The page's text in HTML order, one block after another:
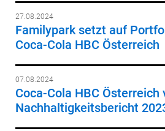
27.08.2024
Familypark setzt auf
Coca-Cola HBC Österreich
07.08.2024
Coca-Cola HBC
Nachhaltigkeitsbericht